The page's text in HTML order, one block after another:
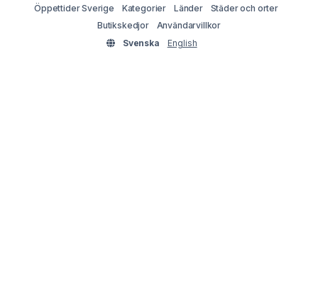
Öppettider Sverige
Kategorier Länder
Städer och orter
Butikskedjor
Användarvillkor
Svenska
English